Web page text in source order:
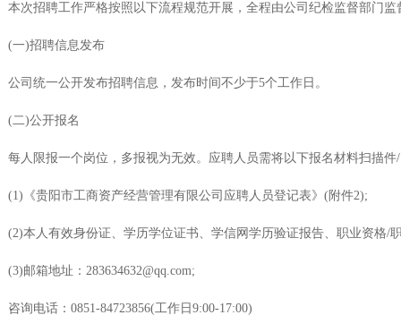
本次招聘工作严格按照以下流程规范开展，全程由公司纪检监督部门监
(一)招聘信息发布
公司统一公开发布招聘信息，发布时间不少于5个工作日。
(二)公开报名
每人限报一个岗位，多报视为无效。应聘人员需将以下报名材料扫描
(1)《贵阳市工商资产经营管理有限公司应聘人员登记表》(附件2);
(2)本人有效身份证、学历学位证书、学信网学历验证报告、职业资格/
(3)邮箱地址：283634632@qq.com;
咨询电话：0851-84723856(工作日9:00-17:00)